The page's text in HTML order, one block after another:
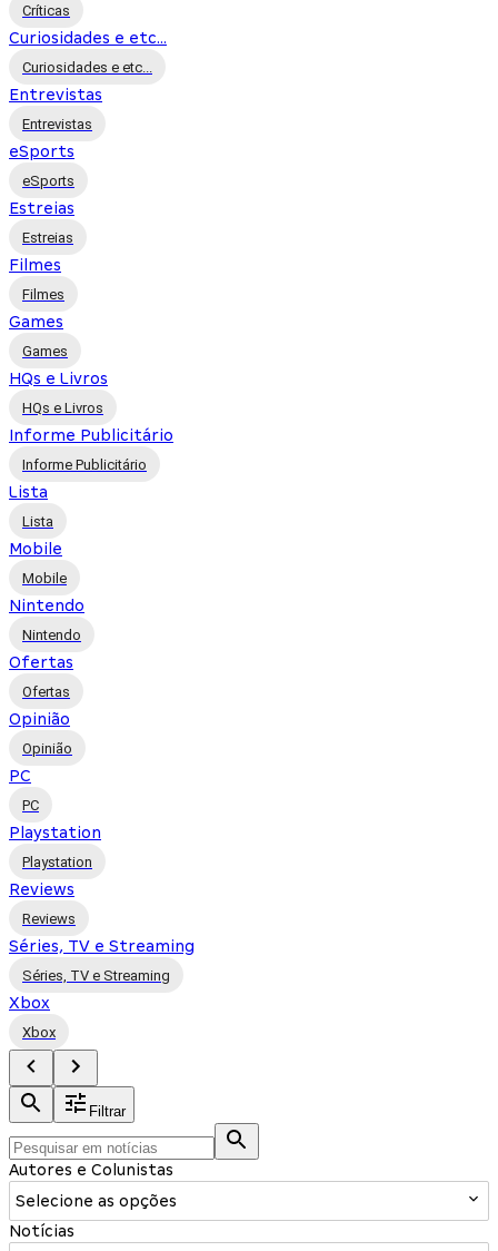
Críticas
Curiosidades e etc...
Curiosidades e etc...
Entrevistas
Entrevistas
eSports
eSports
Estreias
Estreias
Filmes
Filmes
Games
Games
HQs e Livros
HQs e Livros
Informe Publicitário
Informe Publicitário
Lista
Lista
Mobile
Mobile
Nintendo
Nintendo
Ofertas
Ofertas
Opinião
Opinião
PC
PC
Playstation
Playstation
Reviews
Reviews
Séries, TV e Streaming
Séries, TV e Streaming
Xbox
Xbox
Filtrar
Autores e Colunistas
Selecione as opções
Notícias